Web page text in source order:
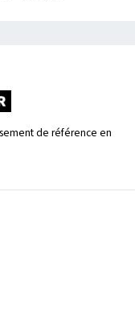
de référence en